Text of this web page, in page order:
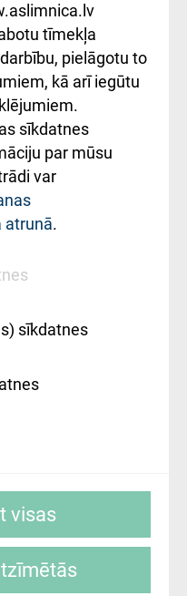
tīmekļa
pielāgotu to
kā arī iegūtu
sīkdatnes
par mūsu
var
atrunā.
sīkdatnes
sīkdatņu
visas